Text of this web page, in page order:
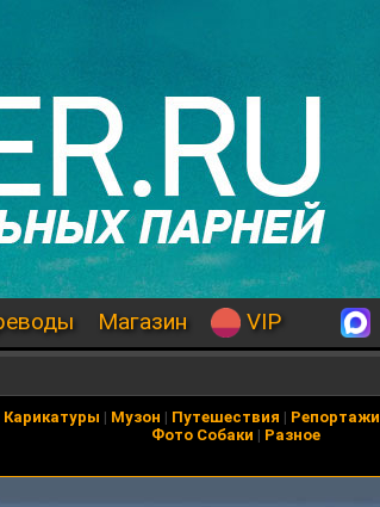
Магазин VIP
Карикатуры | Музон | Путешествия | Репортажи
Фото Собаки | Разное